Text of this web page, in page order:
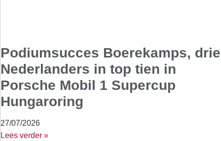
Podiumsucces Boerekamps, drie
Nederlanders in top tien in
Porsche Mobil 1 Supercup
Hungaroring
27/07/2026
Lees verder »